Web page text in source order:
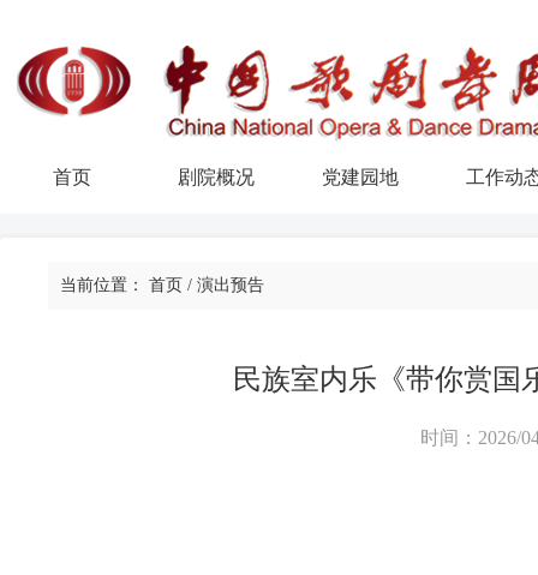
首页 剧院概况 党建园地 工作动
当前位置： 首页 / 演出预告
民族室内乐《带你赏国
时间：2026/